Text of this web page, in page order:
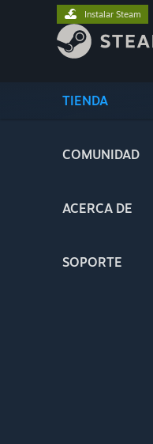
TIENDA
COMUNIDAD
ACERCA DE
SOPORTE
Instalar Steam